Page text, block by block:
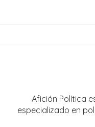
Afición Política
especializado en